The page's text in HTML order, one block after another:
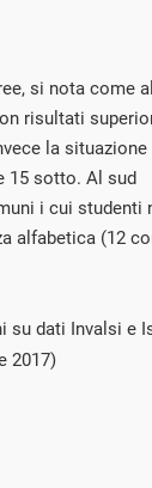
si nota come al
risultati
la situazione
15 sotto. Al sud
i cui studenti
alfabetica (12
su dati Invalsi e
2017)